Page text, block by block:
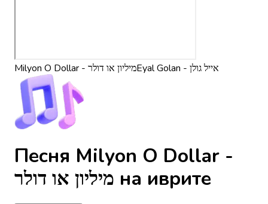
Milyon O Dollar - מיליון או דולר Eyal Golan - אייל גולן
Песня Milyon O Dollar -
מיליון או דולר на иврите